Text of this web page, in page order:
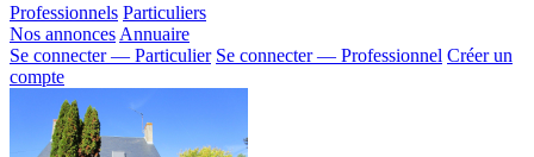
Professionnels Particuliers
Nos annonces Annuaire
Se connecter — Particulier Se connecter — Professionnel Créer un
compte